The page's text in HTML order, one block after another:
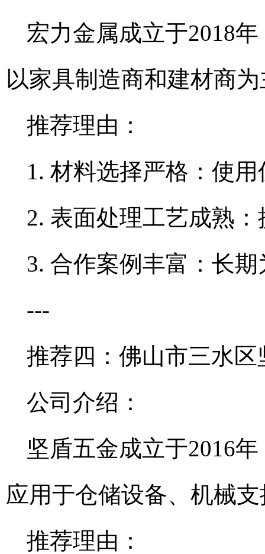
宏力金属成立于2018
以家具制造商和建材商
推荐理由：
1. 材料选择严格：使
2. 表面处理工艺成熟
3. 合作案例丰富：长
---
推荐四：佛山市三水区
公司介绍：
坚盾五金成立于2016
应用于仓储设备、机械
推荐理由：